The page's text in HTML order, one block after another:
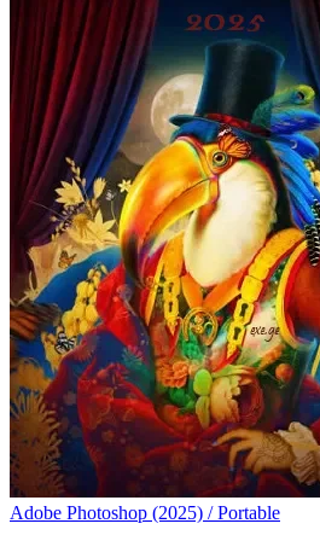
Adobe Photoshop (2025) / Portable